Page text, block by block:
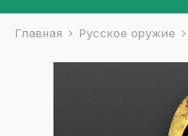
Главная Русское оружие